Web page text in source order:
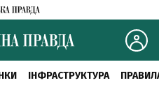
ІНФРАСТРУКТУРА